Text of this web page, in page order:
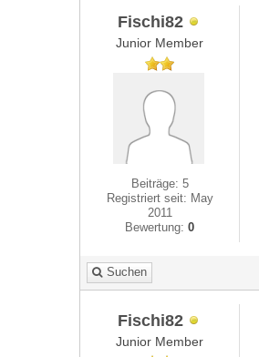
Fischi82
Junior Member
Beiträge: 5
Registriert seit: May
2011
Bewertung:0
Suchen
Fischi82
Junior Member